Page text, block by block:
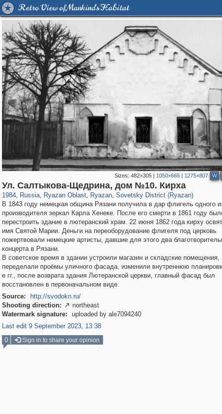
Retro View of Mankind's Habitat
Sizes: 482×305| 1050×665| 1275×807 W
Ул. Салтыкова-Щедрина, дом №10. Кирха
1984, Russia
1,406,840 29,243
, Ryazan Oblast
14,488 207
, Ryazan
10,291 132
, Sovetsky District (Ryazan)
6,802 106
В 1843 году немецкая община Рязани получила в дар флигель одного
производителя зеркал Карла Хенеке. После его смерти в 1861 году
перестроить здание в лютеранский храм. 22 июня 1862 года кирху
имя Святой Марии. Деньги на переоборудование флигеля под церковь
пожертвовали немецкие артисты, давшие для этого два
концерта в Рязани.
В советское время в здании устроили магазин и складские помещения,
переделали проёмы уличного фасада, изменили внутреннюю
е гг., после возврата здания Лютеранской церкви, главный фасад был
восстановлен в первоначальном виде.
Source:
http://svodokn.ru/
Shooting direction:  northeast
Watermark signature:
uploaded by ale7094240
Last edit 9 September 2023, 13:38
0
Sign in to share your opinion